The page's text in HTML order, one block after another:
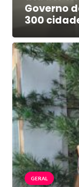
Governo
300
GERAL